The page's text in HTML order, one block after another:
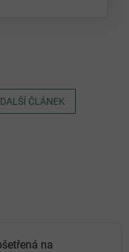
DALŠÍ ČLÁNEK
na